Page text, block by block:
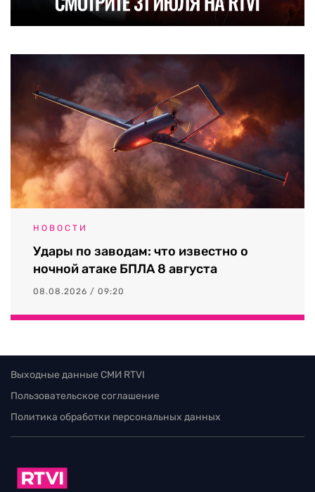
НОВОСТИ
Удары по заводам: что известно о
ночной атаке БПЛА 8 августа
08.08.2026 / 09:20
Выходные данные СМИ RTVI
Пользовательское соглашение
Политика обработки персональных данных